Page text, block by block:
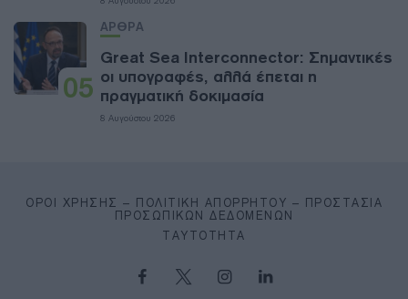
05
ΑΡΘΡΑ
Great Sea Interconnector: Σημαντικές
οι υπογραφές, αλλά έπεται η
πραγματική δοκιμασία
8 Αυγούστου 2026
ΌΡΟΙ ΧΡΉΣΗΣ – ΠΟΛΙΤΙΚΉ ΑΠΟΡΡΉΤΟΥ – ΠΡΟΣΤΑΣΊΑ
ΠΡΟΣΩΠΙΚΏΝ ΔΕΔΟΜΈΝΩΝ
ΤΑΥΤΌΤΗΤΑ